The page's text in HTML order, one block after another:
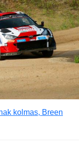
kolmas, Breen